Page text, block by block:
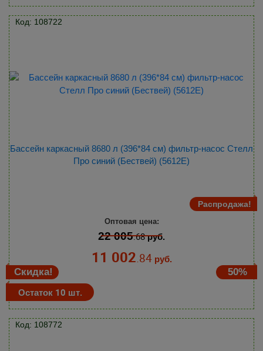
Код: 108722
Бассейн каркасный 8680 л (396*84 см) фильтр-насос Стелл
Про синий (Бествей) (5612E)
Распродажа!
Оптовая цена:
22 005.68руб.
11 002.84руб.
50%
Скидка!
Остаток 10 шт.
Код: 108772